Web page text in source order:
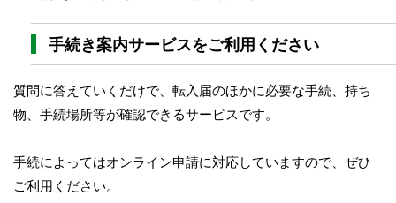
手続き案内サービスをご利用ください
質問に答えていくだけで、転入届のほかに必要な手続、持ち
物、手続場所等が確認できるサービスです。
手続によってはオンライン申請に対応していますので、ぜひ
ご利用ください。